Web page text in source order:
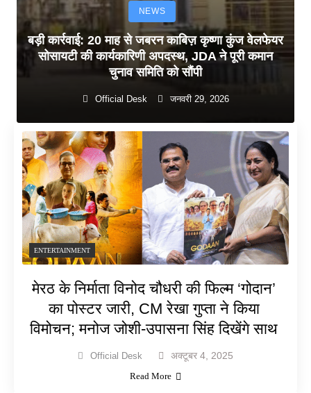
NEWS
बड़ी कार्रवाई: 20 माह से जबरन काबिज़ कृष्णा कुंज वेलफेयर
सोसायटी की कार्यकारिणी अपदस्थ, JDA ने पूरी कमान
चुनाव समिति को सौंपी
Official Desk जनवरी 29, 2026
ENTERTAINMENT
मेरठ के निर्माता विनोद चौधरी की फिल्म ‘गोदान’
का पोस्टर जारी, CM रेखा गुप्ता ने किया
विमोचन; मनोज जोशी-उपासना सिंह दिखेंगे साथ
Official Desk अक्टूबर 4, 2025
Read More